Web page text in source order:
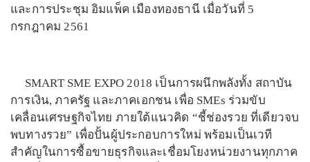
และการประชุม อิมแพ็ค เมืองทองธานี เมื่อวันที่ 5
กรกฎาคม 2561
SMART SME EXPO 2018 เป็นการผนึกพลังทั้ง สถาบัน
การเงิน, ภาครัฐ และภาคเอกชน เพื่อ SMEs ร่วมขับ
เคลื่อนเศรษฐกิจไทย ภายใต้แนวคิด “ชี้ช่องรวย ที่เดียวจบ
พบทางรวย” เพื่อปั้นผู้ประกอบการใหม่ พร้อมเป็นเวที
สำคัญในการซื้อขายธุรกิจและเชื่อมโยงหน่วยงานทุกภาค